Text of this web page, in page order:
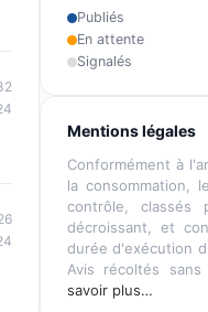
Publiés
En attente
Signalés
Mentions légales
Conformément à
la consommation,
contrôle, classés
décroissant, et
durée d'exécution
Avis récoltés
savoir plus…